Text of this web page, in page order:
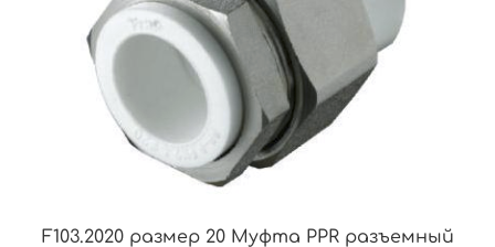
F103.2020 размер 20 Муфта PPR разъемный